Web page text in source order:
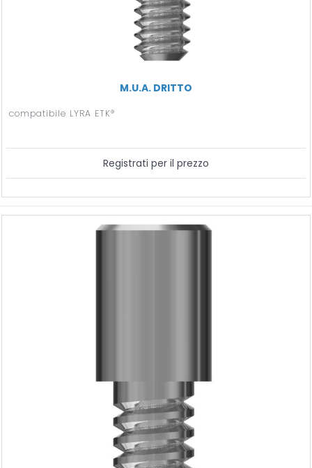
M.U.A. DRITTO
compatibile LYRA ETK®
Registrati per il prezzo